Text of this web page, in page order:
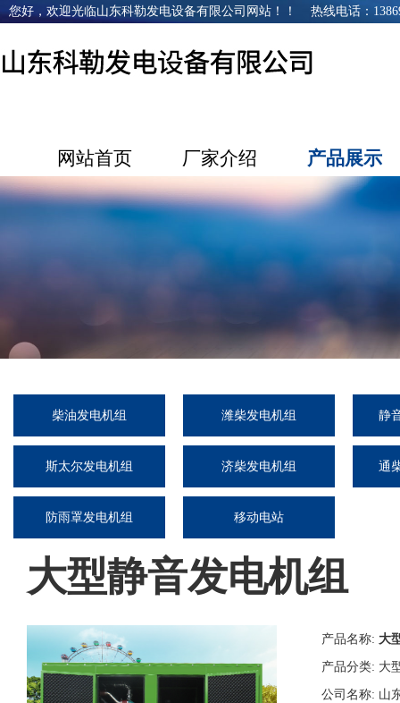
您好，欢迎光临山东科勒发电设备有限公司网站！！ 热线电话：
网站首页 厂家介绍 产品展示
柴油发电机组 潍柴发电机组 静
斯太尔发电机组 济柴发电机组 通
防雨罩发电机组 移动电站
大型静音发电机组
产品名称: 大
产品分类: 大
公司名称: 山